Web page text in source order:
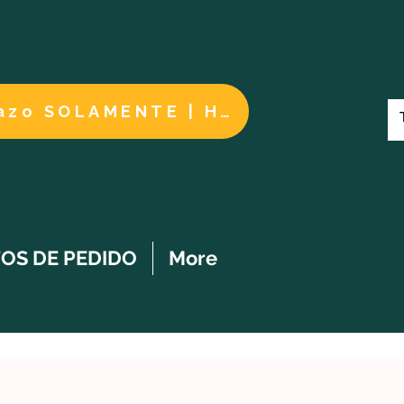
Cuidados a largo plazo SOLAMENTE | HACER UN PAGO
DE PEDIDO More